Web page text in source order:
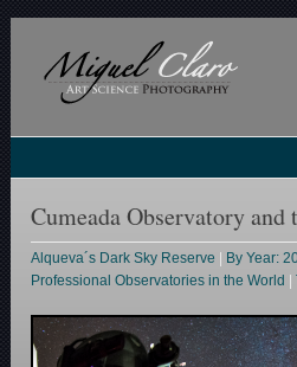
Cumeada Observatory
Alqueva´s Dark Sky Reserve By Year:
Professional Observatories in the World
|